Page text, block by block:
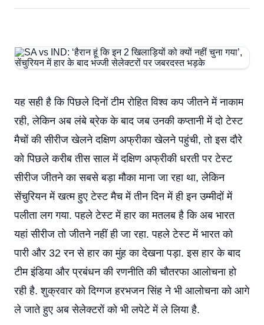
यह सही है कि पिछले दिनों टीम रोहित विश्व कप जीतने में नाकाम
रही, लेकिन अब लंबे ब्रेक के बाद जब उनकी कप्तानी में दो टेस्ट
मैचों की सीरीज खेलने दक्षिण अफ्रीका खेलने पहुंची, तो इस दौरे
को पिछले करीब तीस साल में दक्षिण अफ्रीकी धरती पर टेस्ट
सीरीज जीतने का सबसे बड़ा मौका माना जा रहा था, लेकिन
सेंचुरियन में खत्म हुए टेस्ट मैच में तीन दिन में ही इन उम्मीदों में
पलीता लग गया. पहले टेस्ट में हार का मतलब है कि अब भारत
यहां सीरीज तो जीतने नहीं ही जा रहा. पहले टेस्ट में भारत को
पारी और 32 रन से हार का मुंह का देखना पड़ा. इस हार के बाद
टीम इंडिया और प्रबंधन की रणनीति की चौतरफा आलोचना हो
रही है. शुक्रवार को दिग्गज हरभजन सिंह ने भी आलोचना को आगे
ले जाते हुए अब सेलेक्टरों को भी लपेटे में ले लिया है.